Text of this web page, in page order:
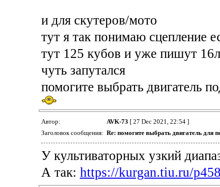
и для скутеров/мото
тут я так понимаю сцепление
тут 125 кубов и уже пишут
чуть запутался
помогите выбрать двигатель
Автор: AVK-73 [ 27 Dec 2021, 22:54 ]
Заголовок сообщения: Re: помогите выбрать двигатель для
У культиваторных узкий
А так: https://kurgan.tiu.ru/